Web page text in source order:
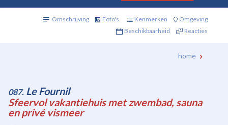
Omschrijving Foto's Kenmerken
Omgeving
Beschikbaarheid
Reacties
home
087. Le Fournil
Sfeervol vakantiehuis met zwembad, sauna
en privé vismeer